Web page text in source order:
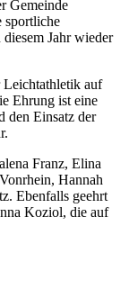
Gemeinde
sportliche
Jahr wieder
Leichtathletik auf
Ehrung ist eine
den Einsatz der
Franz, Elina
Hannah
Ebenfalls geehrt
Koziol, die auf